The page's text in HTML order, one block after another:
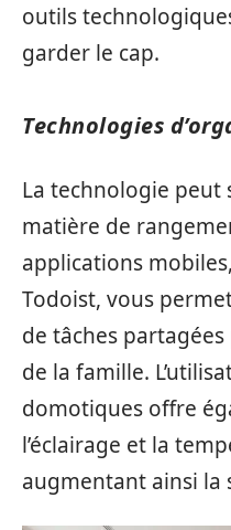
outils
garder le cap.
Technologies
La technologie
matière de
applications
Todoist, vous
de tâches
de la famille.
domotiques offre
l’éclairage et la
augmentant ainsi la